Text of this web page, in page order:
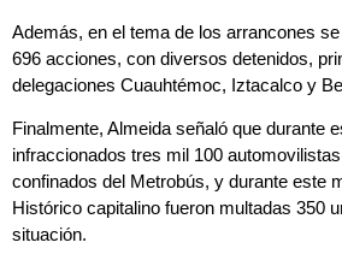
Además, en el tema de los arrancones
696 acciones, con diversos detenidos,
delegaciones Cuauhtémoc, Iztacalco y
Finalmente, Almeida señaló que durante
infraccionados tres mil 100
confinados del Metrobús, y durante este
Histórico capitalino fueron multadas 350
situación.